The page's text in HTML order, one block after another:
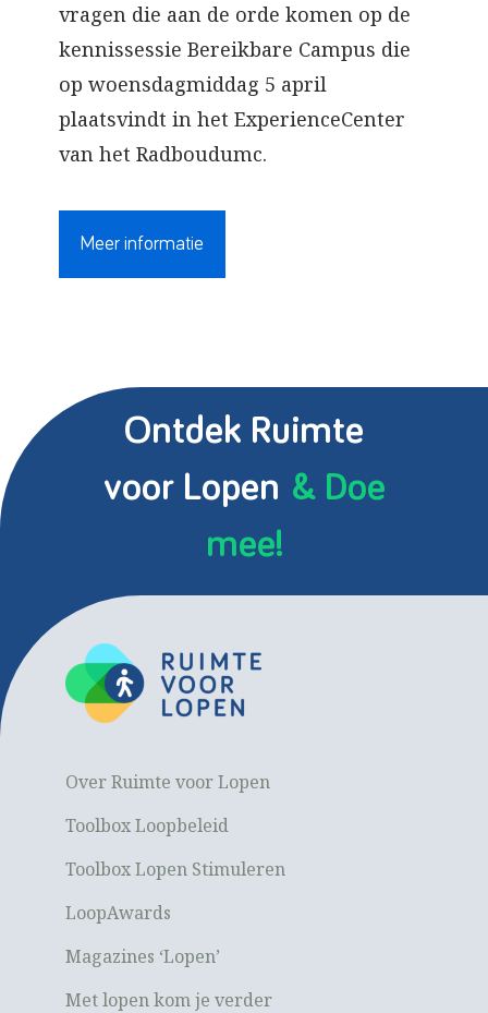
vragen die aan de orde komen op de
kennissessie Bereikbare Campus die
op woensdagmiddag 5 april
plaatsvindt in het ExperienceCenter
van het Radboudumc.
Meer informatie
Ontdek Ruimte
voor Lopen & Doe
mee!
Over Ruimte voor Lopen
Toolbox Loopbeleid
Toolbox Lopen Stimuleren
LoopAwards
Magazines ‘Lopen’
Met lopen kom je verder